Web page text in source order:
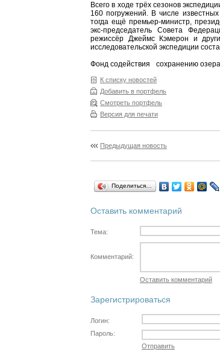
Всего в ходе трёх сезонов
160 погружений. В числе
тогда ещё премьер-министр,
экс-председатель Совета
режиссёр Джеймс Кэмерон и
исследовательской экспедиции
Фонд содействия сохранению
К списку новостей
Добавить в портфель
Смотреть портфель
Версия для печати
Предыдущая новость
Поделиться…
Оставить комментарий
Тема:
Комментарий:
Оставить комментарий
Зарегистрироваться
Логин:
Пароль:
Отправить